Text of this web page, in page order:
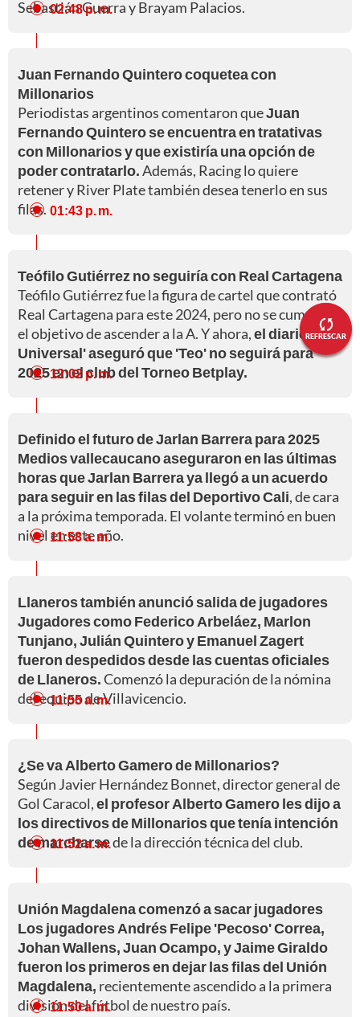
REFRESCAR
Sebastián Guerra y Brayam Palacios.
02:48 p. m.
Juan Fernando Quintero coquetea con
Millonarios
Periodistas argentinos comentaron queJuan
Fernando Quintero se encuentra en tratativas
con Millonarios y que existiría una opción de
poder contratarlo.Además, Racing lo quiere
retener y River Plate también desea tenerlo en sus
filas. 01:43 p. m.
Teófilo Gutiérrez no seguiría con Real Cartagena
Teófilo Gutiérrez fue la figura de cartel que contrató
Real Cartagena para este 2024, pero no se cumplió
el objetivo de ascender a la A. Y ahora,el diario 'El
Universal' aseguró que 'Teo' no seguirá para
2025 en el club del Torneo Betplay.
12:02 p. m.
Definido el futuro de Jarlan Barrera para 2025
Medios vallecaucano aseguraron en las últimas
horas que Jarlan Barrera ya llegó a un acuerdo
para seguir en las filas del Deportivo Cali, de cara
a la próxima temporada. El volante terminó en buen
nivel en este año.
11:58 a. m.
Llaneros también anunció salida de jugadores
Jugadores como Federico Arbeláez, Marlon
Tunjano, Julián Quintero y Emanuel Zagert
fueron despedidos desde las cuentas oficiales
de Llaneros.Comenzó la depuración de la nómina
del equipo de Villavicencio.
11:55 a. m.
¿Se va Alberto Gamero de Millonarios?
Según Javier Hernández Bonnet, director general de
Gol Caracol,el profesor Alberto Gamero les dijo a
los directivos de Millonarios que tenía intención
de marcharsede la dirección técnica del club.
11:52 a. m.
Unión Magdalena comenzó a sacar jugadores
Los jugadores Andrés Felipe 'Pecoso' Correa,
Johan Wallens, Juan Ocampo, y Jaime Giraldo
fueron los primeros en dejar las filas del Unión
Magdalena, recientemente ascendido a la primera
división del fútbol de nuestro país.
11:50 a. m.